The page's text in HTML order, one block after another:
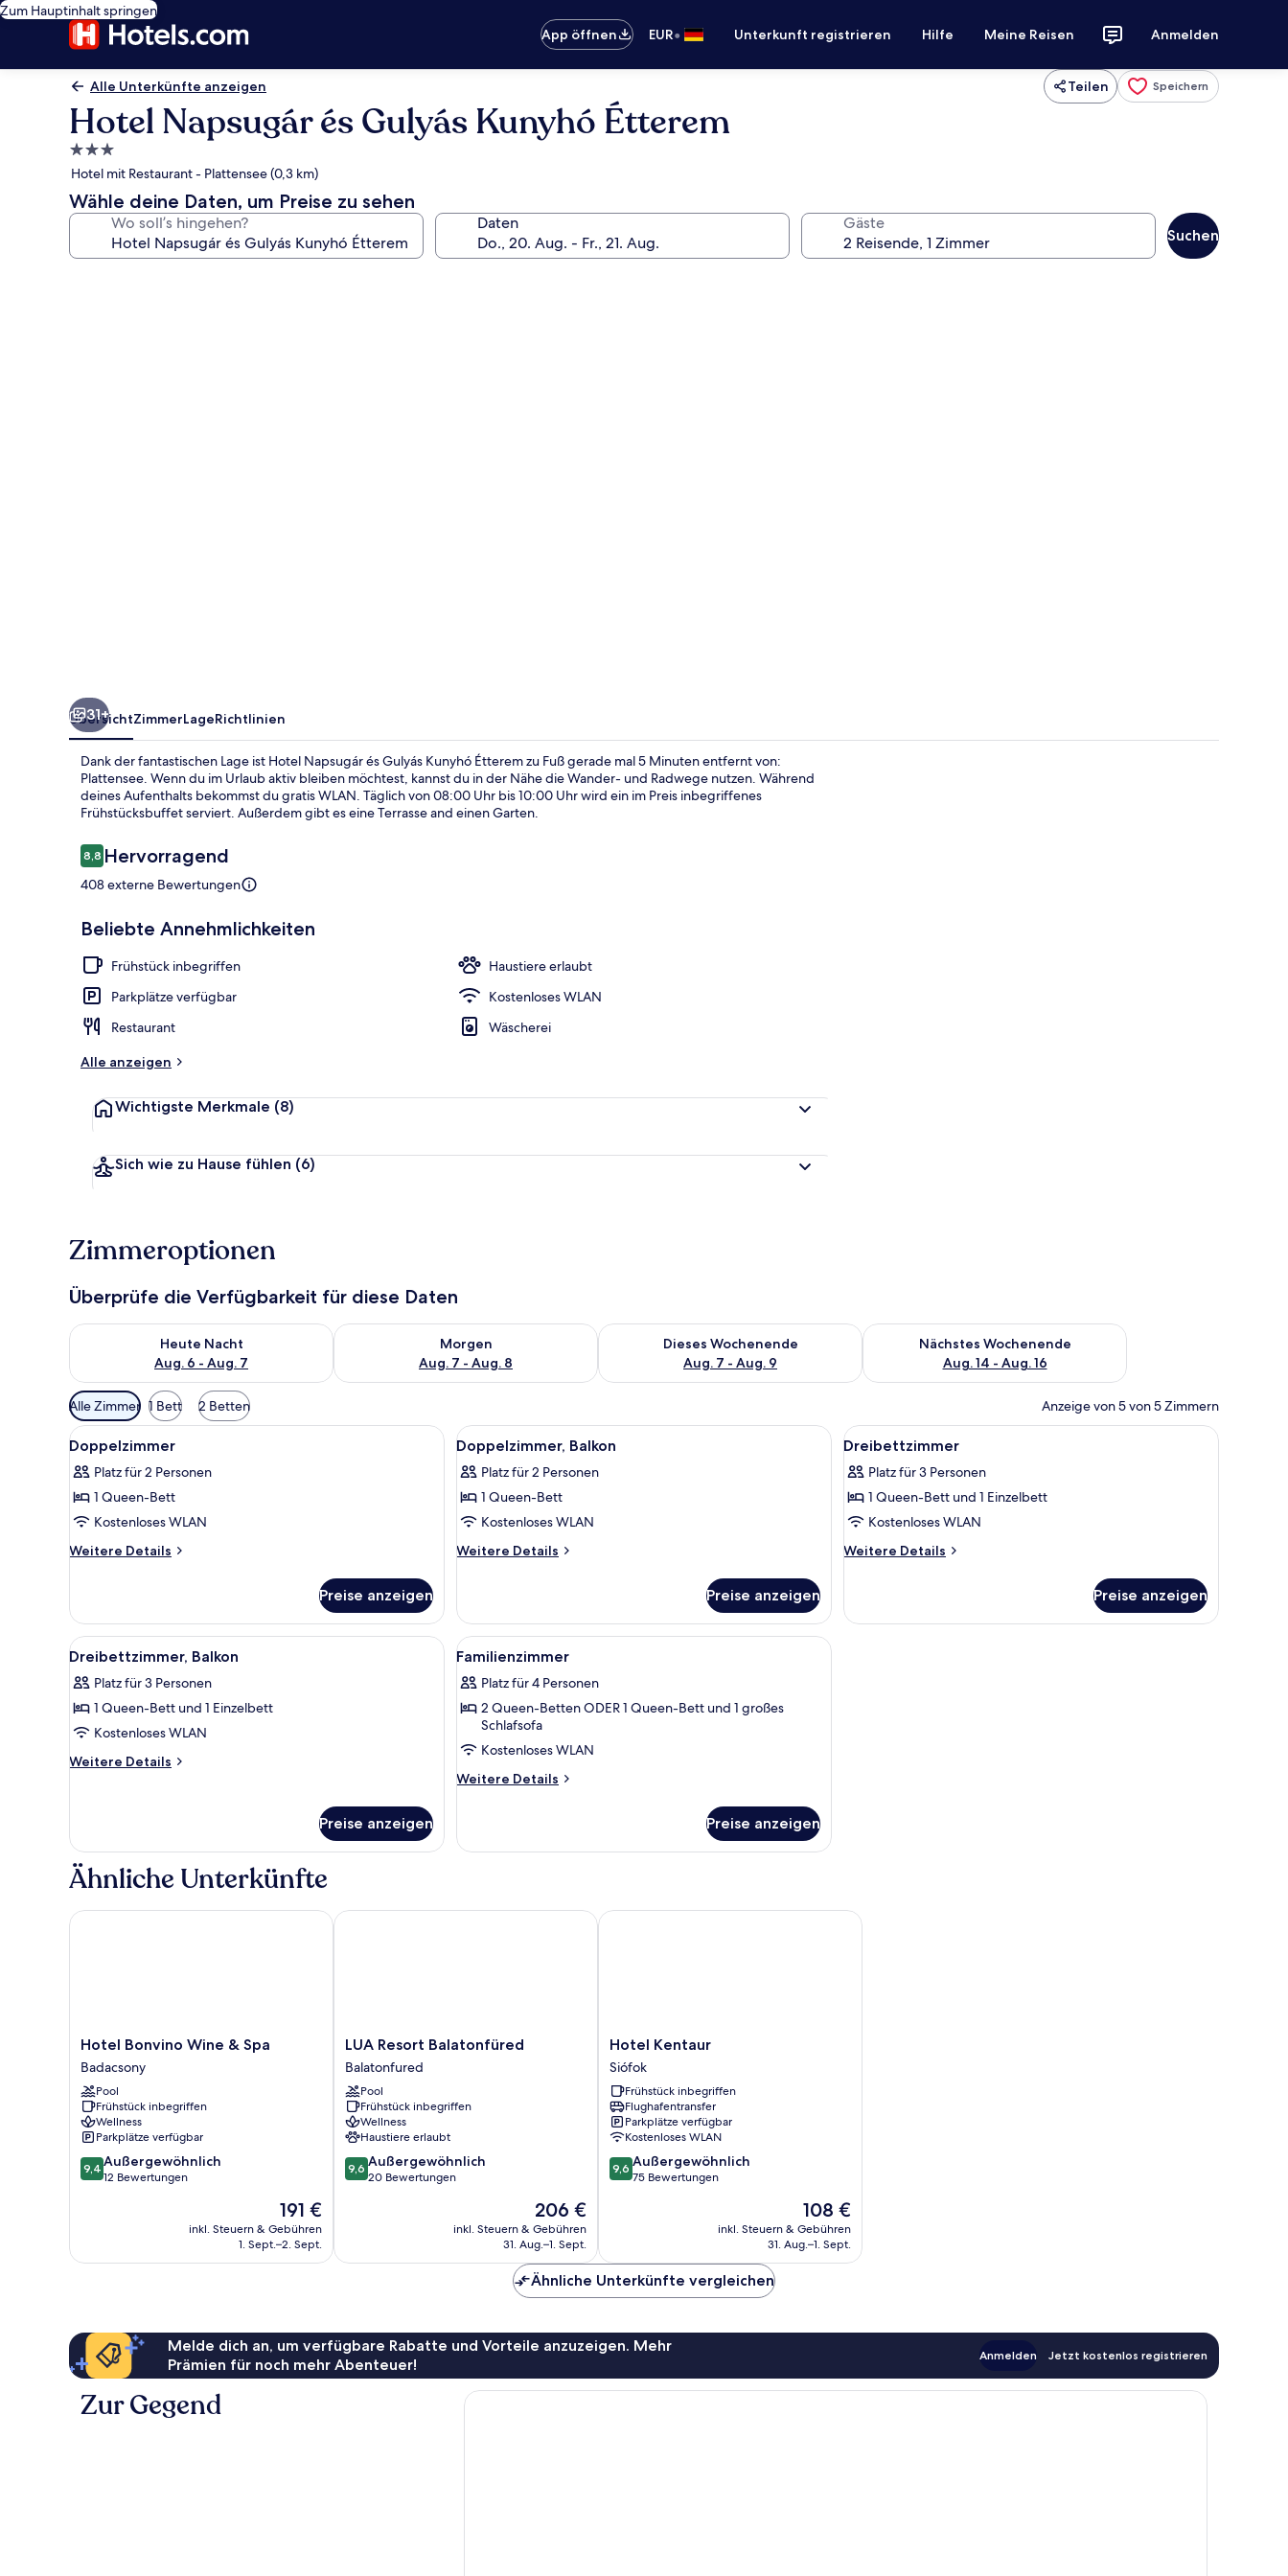
Zum Hauptinhalt springen
App öffnen
EUR• Unterkunft registrieren Hilfe Meine Reisen Anmelden
Alle Unterkünfte anzeigen Teilen Speichern
Hotel Napsugár és Gulyás Kunyhó Étterem
3.0-
Sterne-
Unterkunft
Hotel mit Restaurant - Plattensee (0,3 km)
Wähle deine Daten, um Preise zu sehen
Wo soll’s hingehen? Daten Gäste
Suchen
31+
ÜbersichtZimmerLageRichtlinien
Dank der fantastischen Lage ist Hotel Napsugár és Gulyás Kunyhó Étterem zu Fuß gerade mal 5 Minuten entfernt von:
Plattensee. Wenn du im Urlaub aktiv bleiben möchtest, kannst du in der Nähe die Wander- und Radwege nutzen. Während
deines Aufenthalts bekommst du gratis WLAN. Täglich von 08:00 Uhr bis 10:00 Uhr wird ein im Preis inbegriffenes
Frühstücksbuffet serviert. Außerdem gibt es eine Terrasse and einen Garten.
Bewertungen
8,88,8 von 10.
Hervorragend
408 externe Bewertungen
Beliebte Annehmlichkeiten
Frühstück inbegriffen
Haustiere erlaubt
Parkplätze verfügbar
Kostenloses WLAN
Restaurant
Wäscherei
Alle anzeigen
Wichtigste Merkmale (8)
Sich wie zu Hause fühlen (6)
Zimmeroptionen
Überprüfe die Verfügbarkeit für diese Daten
Heute Nacht
Aug. 6 - Aug. 7
Überprüfe die Verfügbarkeit für heute Nacht, Aug. 6 - Aug. 7.
Morgen
Aug. 7 - Aug. 8
Überprüfe die Verfügbarkeit für morgen, Aug. 7 - Aug. 8.
Dieses Wochenende
Aug. 7 - Aug. 9
Überprüfe die Verfügbarkeit für dieses Wochenende, Aug. 7 - Aug. 9.
Nächstes Wochenende
Aug. 14 - Aug. 16
Überprüfe die Verfügbarkeit für nächstes Wochenende, Aug.
Verfügbare
Filter
für
Zimmer
Alle Zimmer 1 Bett 2 Betten Anzeige von 5 von 5 Zimmern
Alle
Fotos
für
Doppelzimmer
anzeigen
Ein Einzelbett mit weißer und roter Bettwäsche, ein Bild an der Wand und ein Nachttisch aus Holz.
3
Doppelzimmer
Platz für 2 Personen
1 Queen-Bett
Kostenloses WLAN
Weitere Details
Weitere
Preise anzeigen
Alle
Fotos
für
Doppelzimmer,
Balkon
anzeigen
Ein Hotelzimmer mit einem Bett, zwei Nachttischen, einem Bild an der Wand und einem Fenster mit
5
Doppelzimmer, Balkon
Platz für 2 Personen
1 Queen-Bett
Kostenloses WLAN
Weitere Details
Weitere
Balkon
Preise anzeigen
Alle
Fotos
für
Dreibettzimmer
anzeigen
Ein Hotelzimmer mit drei Betten, jeweils mit
3
Dreibettzimmer
Platz für 3 Personen
1 Queen-Bett und 1 Einzelbett
Kostenloses WLAN
Weitere Details
Weitere
Preise anzeigen
Alle
Fotos
für
Dreibettzimmer,
Balkon
anzeigen
Ein ordentlich bezogenes Bett mit weißer und orangefarbener Bettwäsche, ein Landschaftsbild an der Wand und eine Pendelleuchte.
6
Dreibettzimmer, Balkon
Platz für 3 Personen
1 Queen-Bett und 1 Einzelbett
Kostenloses WLAN
Weitere Details
Weitere
Preise anzeigen
Alle
Fotos
für
Familienzimmer
anzeigen
Ein Hotelzimmer mit drei Betten, einem Nachttisch mit Lampe und einem Fenster, das für natürliches Licht sorgt.
3
Familienzimmer
Platz für 4 Personen
2 Queen-Betten ODER 1 Queen-Bett und 1 großes
Schlafsofa
Kostenloses WLAN
Weitere Details
Weitere
Preise anzeigen
Ähnliche Unterkünfte
Hotel
Bonvino
Wine
&
Spa
Badacsony
Hotel Bonvino Wine & Spa
Badacsony
Pool
Frühstück inbegriffen
Wellness
Parkplätze verfügbar
9.4
von
9,4 Außergewöhnlich
12 Bewertungen
Der
Preis
beträgt
191 €
inkl. Steuern & Gebühren
1. Sept.–2. Sept.
Hotel Bonvino Wine & Spa
LUA
Resort
Balatonfüred
Balatonfured
LUA Resort Balatonfüred
Balatonfured
Pool
Frühstück inbegriffen
Wellness
Haustiere erlaubt
9.6
von
9,6 Außergewöhnlich
20 Bewertungen
Der
Preis
beträgt
206 €
inkl. Steuern & Gebühren
31. Aug.–1. Sept.
LUA Resort Balatonfüred
Hotel
Kentaur
Siófok
Hotel Kentaur
Siófok
Frühstück inbegriffen
Flughafentransfer
Parkplätze verfügbar
Kostenloses WLAN
9.6
von
9,6 Außergewöhnlich
75 Bewertungen
Der
Preis
beträgt
108 €
inkl. Steuern & Gebühren
31. Aug.–1. Sept.
Hotel Kentaur
Ähnliche Unterkünfte vergleichen
Melde dich an, um verfügbare Rabatte und Vorteile anzuzeigen. Mehr
Prämien für noch mehr Abenteuer!
Anmelden Jetzt kostenlos registrieren
Zur Gegend